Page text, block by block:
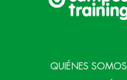
QUIÉNES SOMOS